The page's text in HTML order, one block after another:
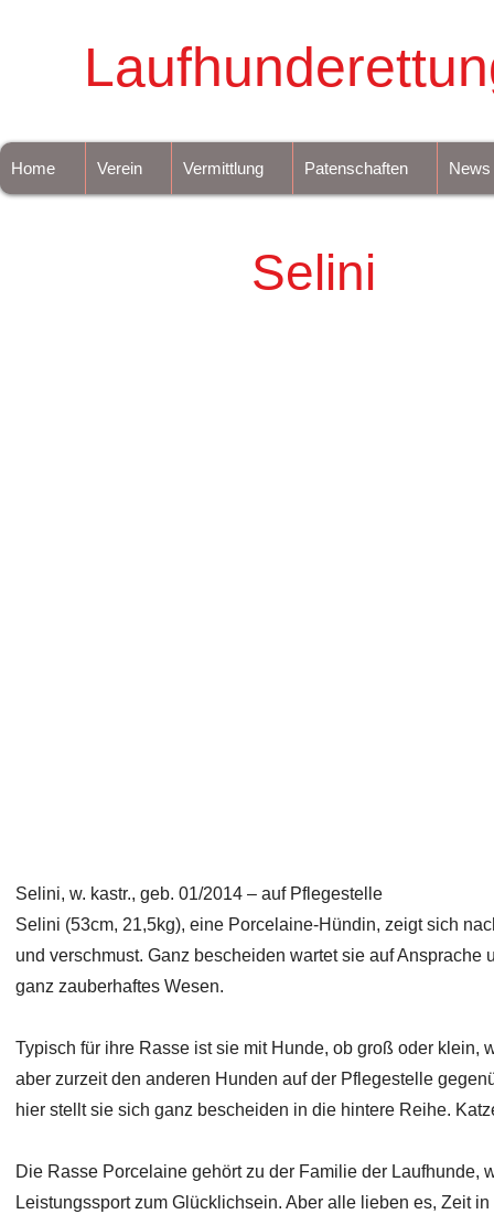
Home Verein Vermittlung Patenschaften News
Selini
Selini, w. kastr., geb. 01/2014 – auf Pflegestelle
Selini (53cm, 21,5kg), eine Porcelaine-Hündin, zeigt sich
und verschmust. Ganz bescheiden wartet sie auf
ganz zauberhaftes Wesen.
Typisch für ihre Rasse ist sie mit Hunde, ob groß oder
aber zurzeit den anderen Hunden auf der Pflegestelle
hier stellt sie sich ganz bescheiden in die hintere Reihe.
Die Rasse Porcelaine gehört zu der Familie der Laufhunde,
Leistungssport zum Glücklichsein. Aber alle lieben es, Zeit